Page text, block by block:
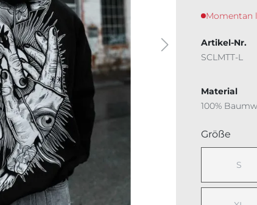
Momentan
Artikel-Nr.
SCLMTT-L
Material
100%
Größe
S